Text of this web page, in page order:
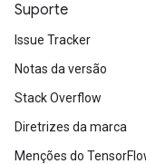
Suporte
Issue Tracker
Notas da versão
Stack Overflow
Diretrizes da marca
Menções do